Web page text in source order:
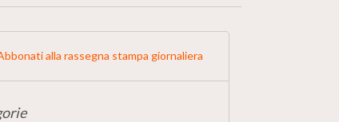
alla rassegna stampa giornaliera